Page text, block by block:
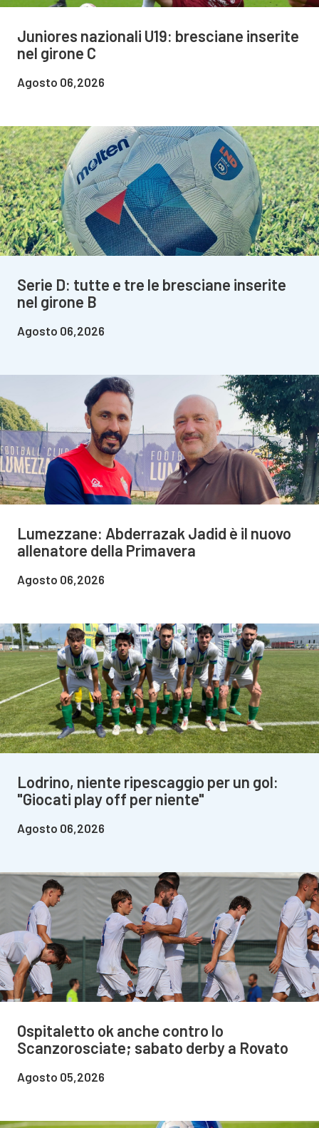
Juniores nazionali U19: bresciane inserite
nel girone C
Agosto 06,2026
Serie D: tutte e tre le bresciane inserite
nel girone B
Agosto 06,2026
Lumezzane: Abderrazak Jadid è il nuovo
allenatore della Primavera
Agosto 06,2026
Lodrino, niente ripescaggio per un gol:
"Giocati play off per niente"
Agosto 06,2026
Ospitaletto ok anche contro lo
Scanzorosciate; sabato derby a Rovato
Agosto 05,2026